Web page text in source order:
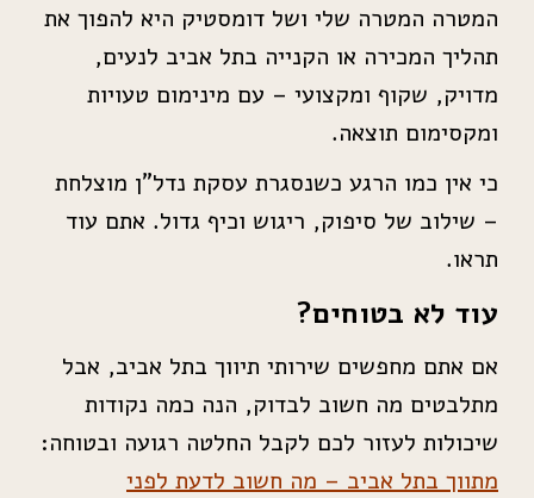
המטרה המטרה שלי ושל דומסטיק היא להפוך את
תהליך המכירה או הקנייה בתל אביב לנעים,
מדויק, שקוף ומקצועי – עם מינימום טעויות
ומקסימום תוצאה.
כי אין כמו הרגע כשנסגרת עסקת נדל”ן מוצלחת
– שילוב של סיפוק, ריגוש וכיף גדול. אתם עוד
תראו.
עוד לא בטוחים?
אם אתם מחפשים שירותי תיווך בתל אביב, אבל
מתלבטים מה חשוב לבדוק, הנה כמה נקודות
שיכולות לעזור לכם לקבל החלטה רגועה ובטוחה:
מתווך בתל אביב – מה חשוב לדעת לפני